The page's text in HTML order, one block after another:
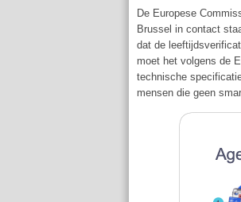
De Europese
Brussel in contact
dat de
moet het volgens de
technische
mensen die geen